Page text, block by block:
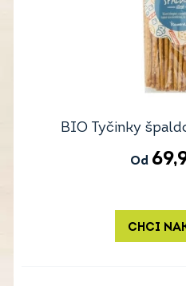
BIO Tyčinky
Od
CHCI